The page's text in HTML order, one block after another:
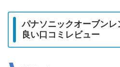
パナソニックオーブン
良い口コミレビュー